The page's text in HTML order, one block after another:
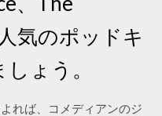
気のポッドキ
ょう。
れば、コメディアンのジ